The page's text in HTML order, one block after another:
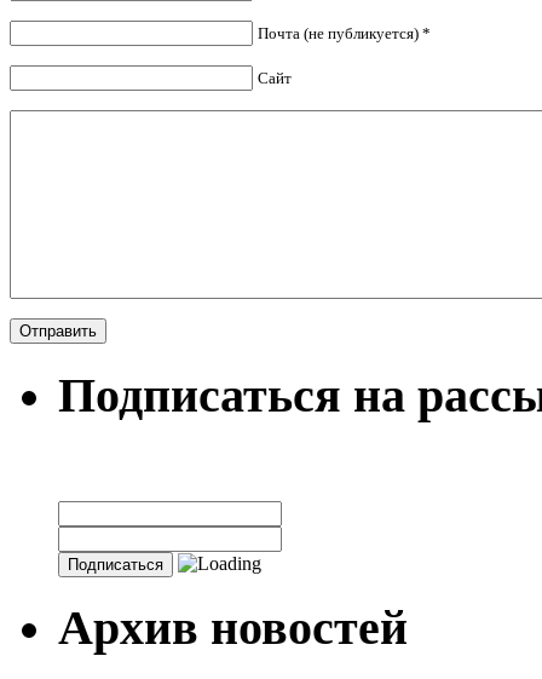
Почта (не публикуется) *
Сайт
Подписаться на
Архив новостей